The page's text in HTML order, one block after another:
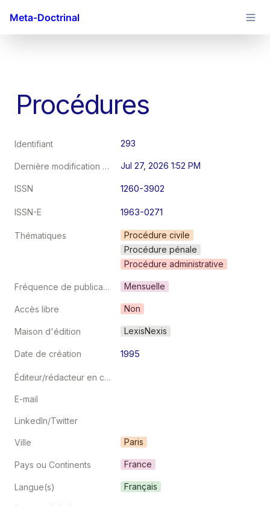
Meta-Doctrinal
Procédures
Identifiant 293
Dernière modification au Jul 27, 2026 1:52 PM
ISSN 1260-3902
ISSN-E 1963-0271
Thématiques
Procédure civile
Procédure pénale
Procédure administrative
Fréquence de publication Mensuelle
Accès libre Non
Maison d'édition LexisNexis
Date de création 1995
Éditeur/rédacteur en chef
E-mail
LinkedIn/Twitter
Ville Paris
Pays ou Continents France
Langue(s) Français